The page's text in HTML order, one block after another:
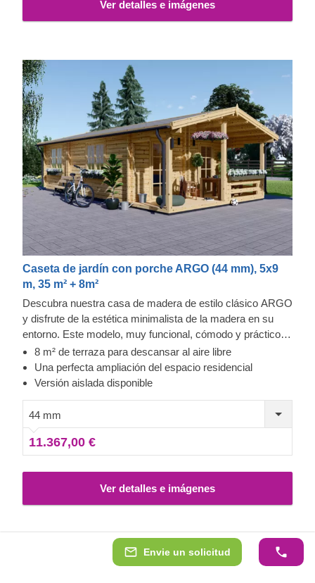
Ver detalles e imágenes
Caseta de jardín con porche ARGO (44 mm), 5x9
m, 35 m² + 8m²
Descubra nuestra casa de madera de estilo clásico ARGO
y disfrute de la estética minimalista de la madera en su
entorno. Este modelo, muy funcional, cómodo y práctico,
podría proporcionarle una valiosa ampliación del espacio
vital cerca de su residencia principal o, si se aísla
térmicamente de forma fiable, podría también servirle
Para su mayor comodidad, también se encuentra
disponible una versión aislada de este modelo.
8 m² de terraza para descansar al aire libre
Una perfecta ampliación del espacio residencial
Versión aislada disponible
44 mm
11.367,00 €
Ver detalles e imágenes
Envie un solicitud